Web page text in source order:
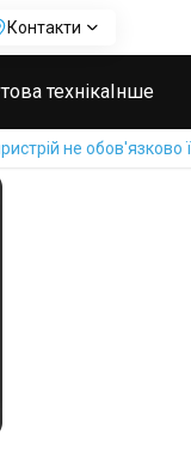
Контакти
технікаІнше
не обов'язково
Nova 3